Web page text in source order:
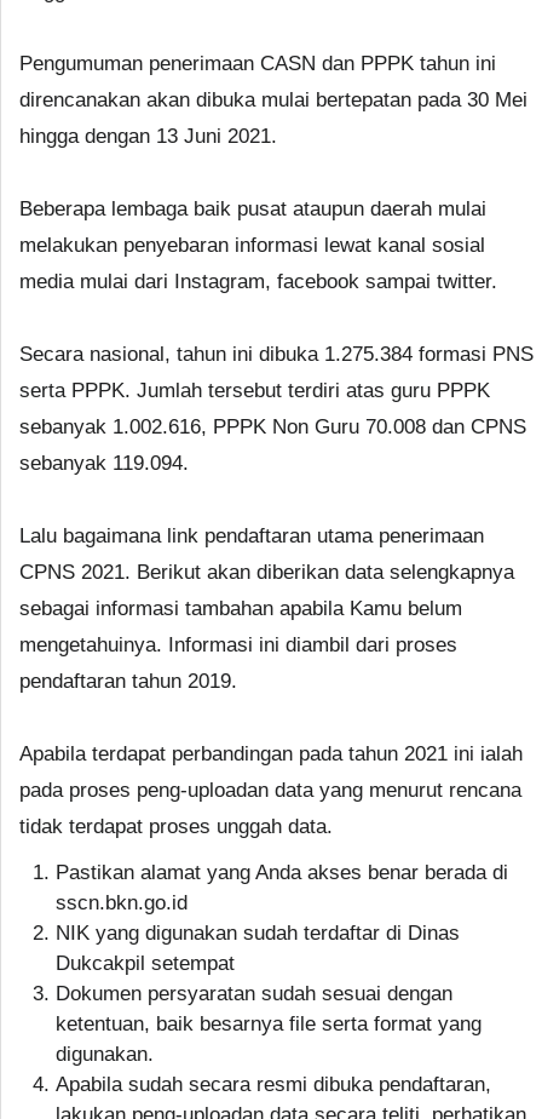
Pengumuman penerimaan CASN dan PPPK tahun ini
direncanakan akan dibuka mulai bertepatan pada 30 Mei
hingga dengan 13 Juni 2021.
Beberapa lembaga baik pusat ataupun daerah mulai
melakukan penyebaran informasi lewat kanal sosial
media mulai dari Instagram, facebook sampai twitter.
Secara nasional, tahun ini dibuka 1.275.384 formasi PNS
serta PPPK. Jumlah tersebut terdiri atas guru PPPK
sebanyak 1.002.616, PPPK Non Guru 70.008 dan CPNS
sebanyak 119.094.
Lalu bagaimana link pendaftaran utama penerimaan
CPNS 2021. Berikut akan diberikan data selengkapnya
sebagai informasi tambahan apabila Kamu belum
mengetahuinya. Informasi ini diambil dari proses
pendaftaran tahun 2019.
Apabila terdapat perbandingan pada tahun 2021 ini ialah
pada proses peng-uploadan data yang menurut rencana
tidak terdapat proses unggah data.
Pastikan alamat yang Anda akses benar berada di
sscn.bkn.go.id
NIK yang digunakan sudah terdaftar di Dinas
Dukcakpil setempat
Dokumen persyaratan sudah sesuai dengan
ketentuan, baik besarnya file serta format yang
digunakan.
Apabila sudah secara resmi dibuka pendaftaran,
lakukan peng-uploadan data secara teliti, perhatikan